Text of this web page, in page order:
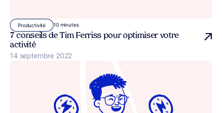
Productivité 10 minutes
7 conseils de Tim Ferriss pour optimiser votre
activité
Publié le
14 septembre 2022